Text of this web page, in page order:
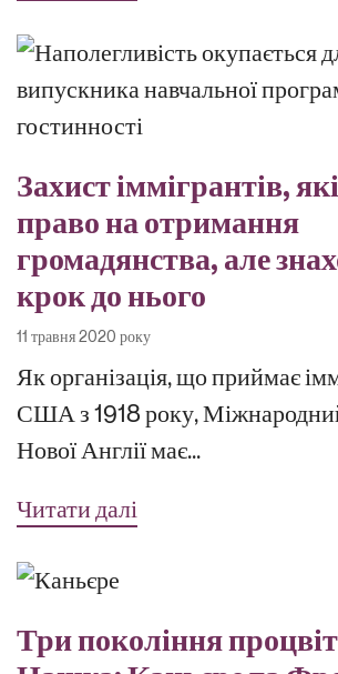
Захист іммігрантів,
право на отримання
громадянства, але
крок до нього
11 травня 2020 року
Як організація, що приймає
США з 1918 року,
Нової Англії має...
Читати далі
Три покоління